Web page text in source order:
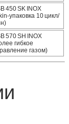
450 SK INOX
10 цикл/
570 SH INOX
гибкое
газом)